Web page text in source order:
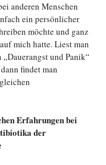
anderen Menschen
ein persönlicher
möchte und ganz
mich hatte. Liest man
und Panik“
findet man
Erfahrungen bei
der